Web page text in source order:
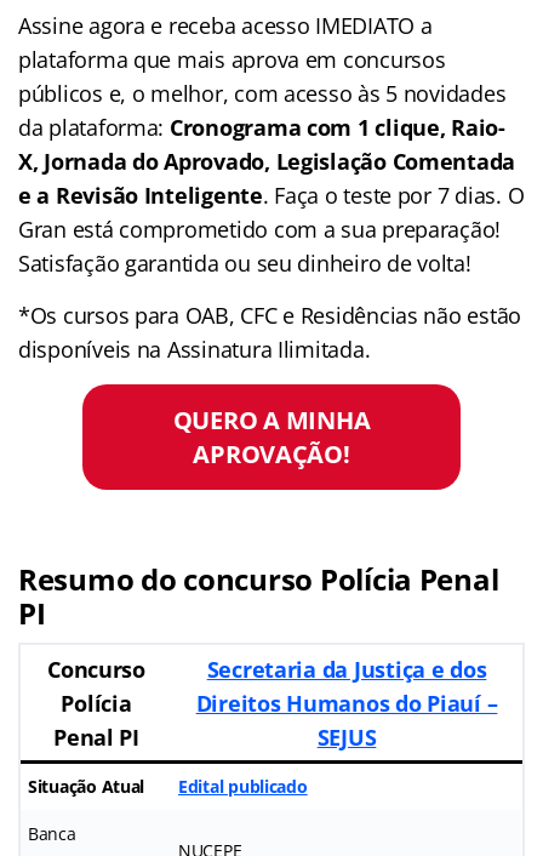
Assine agora e receba acesso IMEDIATO a
plataforma que mais aprova em concursos
públicos e, o melhor, com acesso às 5 novidades
da plataforma: Cronograma com 1 clique, Raio-
X, Jornada do Aprovado, Legislação Comentada
e a Revisão Inteligente. Faça o teste por 7 dias. O
Gran está comprometido com a sua preparação!
Satisfação garantida ou seu dinheiro de volta!
*Os cursos para OAB, CFC e Residências não estão
disponíveis na Assinatura Ilimitada.
QUERO A MINHA
APROVAÇÃO!
Resumo do concurso Polícia Penal
PI
Concurso
Polícia
Penal PI
Secretaria da Justiça e dos
Direitos Humanos do Piauí –
SEJUS
Situação Atual Edital publicado
Banca
NUCEPE